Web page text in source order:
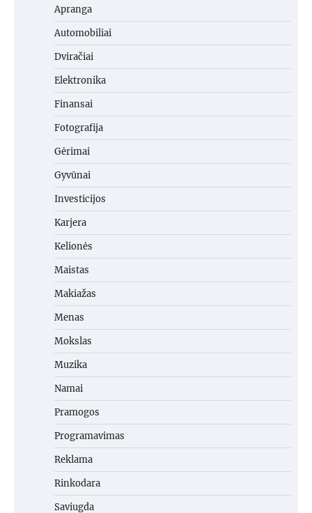
Apranga
Automobiliai
Dviračiai
Elektronika
Finansai
Fotografija
Gėrimai
Gyvūnai
Investicijos
Karjera
Kelionės
Maistas
Makiažas
Menas
Mokslas
Muzika
Namai
Pramogos
Programavimas
Reklama
Rinkodara
Saviugda